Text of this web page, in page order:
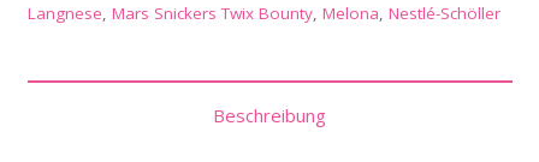
Langnese Mars Snickers Twix Bounty, Melona Nestlé-Schöller
Beschreibung